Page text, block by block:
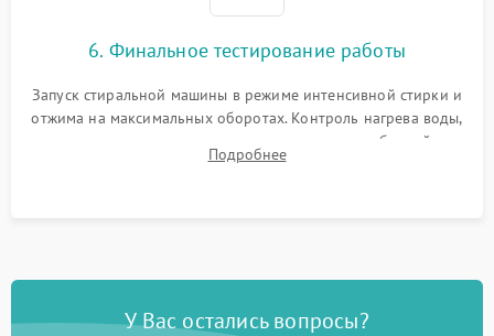
6. Финальное тестирование работы
Запуск стиральной машины в режиме интенсивной стирки и
отжима на максимальных оборотах. Контроль нагрева воды,
корректности слива, отсутствия излишних вибраций,
посторонних стуков и протечек под корпусом.
Подробнее
У Вас остались вопросы?